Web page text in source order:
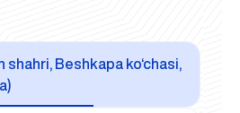
shahri, Beshkapa ko‘chasi,